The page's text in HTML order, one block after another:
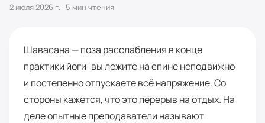
2 июля 2026 г. · 5 мин чтения
Шавасана — поза расслабления в конце
практики йоги: вы лежите на спине неподвижно
и постепенно отпускаете всё напряжение. Со
стороны кажется, что это перерыв на отдых. На
деле опытные преподаватели называют